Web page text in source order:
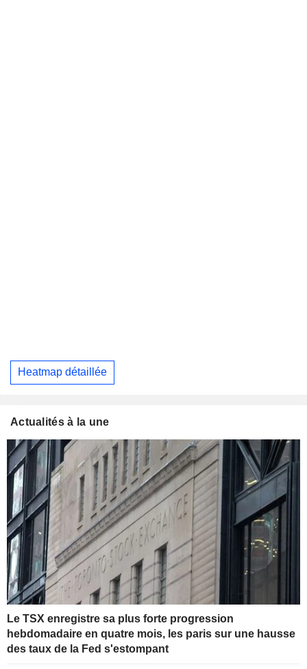
Heatmap détaillée
Actualités à la une
Le TSX enregistre sa plus forte progression
hebdomadaire en quatre mois, les paris sur une hausse
des taux de la Fed s'estompant